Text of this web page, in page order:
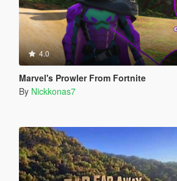
4.0
Marvel's Prowler From Fortnite
By Nickkonas7